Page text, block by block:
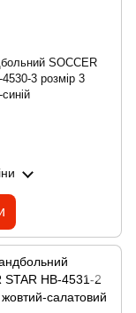
SOCCER
3 розмір 3